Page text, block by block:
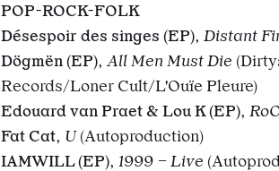
POP-ROCK-FOLK
Désespoir des singes (EP), Distant
Dögmën (EP), All Men Must Die (
Records/Loner Cult/L'Ouïe Pleure)
Edouard van Praet & Lou K (EP),
Fat Cat, U(Autoproduction)
IAMWILL (EP), 1999 – Live